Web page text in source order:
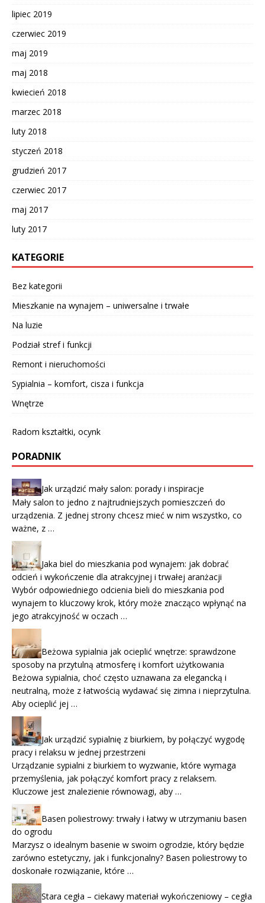
lipiec 2019
czerwiec 2019
maj 2019
maj 2018
kwiecień 2018
marzec 2018
luty 2018
styczeń 2018
grudzień 2017
czerwiec 2017
maj 2017
luty 2017
KATEGORIE
Bez kategorii
Mieszkanie na wynajem – uniwersalne i trwałe
Na luzie
Podział stref i funkcji
Remont i nieruchomości
Sypialnia – komfort, cisza i funkcja
Wnętrze
Radom kształtki, ocynk
PORADNIK
Jak urządzić mały salon: porady i inspiracje
Mały salon to jedno z najtrudniejszych pomieszczeń do
urządzenia. Z jednej strony chcesz mieć w nim wszystko, co
ważne, z …
Jaka biel do mieszkania pod wynajem: jak dobrać
odcień i wykończenie dla atrakcyjnej i trwałej aranżacji
Wybór odpowiedniego odcienia bieli do mieszkania pod
wynajem to kluczowy krok, który może znacząco wpłynąć na
jego atrakcyjność w oczach …
Beżowa sypialnia jak ocieplić wnętrze: sprawdzone
sposoby na przytulną atmosferę i komfort użytkowania
Beżowa sypialnia, choć często uznawana za elegancką i
neutralną, może z łatwością wydawać się zimna i nieprzytulna.
Aby ocieplić jej …
Jak urządzić sypialnię z biurkiem, by połączyć wygodę
pracy i relaksu w jednej przestrzeni
Urządzanie sypialni z biurkiem to wyzwanie, które wymaga
przemyślenia, jak połączyć komfort pracy z relaksem.
Kluczowe jest znalezienie równowagi, aby …
Basen poliestrowy: trwały i łatwy w utrzymaniu basen
do ogrodu
Marzysz o idealnym basenie w swoim ogrodzie, który będzie
zarówno estetyczny, jak i funkcjonalny? Basen poliestrowy to
doskonałe rozwiązanie, które …
Stara cegła – ciekawy materiał wykończeniowy – cegła